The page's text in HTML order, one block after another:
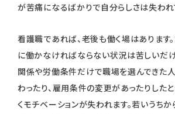
が苦痛になるばかりで自分らしさは失われ
看護職であれば、老後も働く場はあります
に働かなければならない状況は苦しいだ
関係や労働条件だけで職場を選んできた
わったり、雇用条件の変更があったりした
くモチベーションが失われます。若いうち